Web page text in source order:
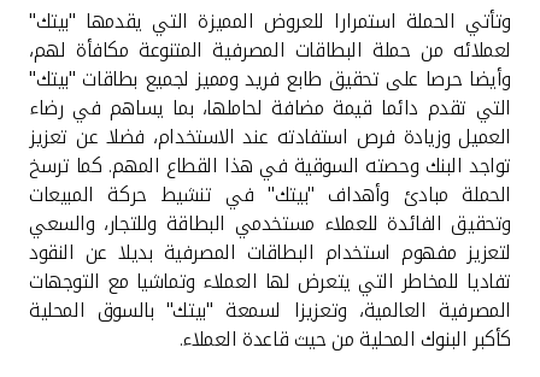
وتأتي الحملة استمرارا للعروض المميزة التي يقدمها "بيتك"
لعملائه من حملة البطاقات المصرفية المتنوعة مكافأة لهم،
وأيضا حرصا على تحقيق طابع فريد ومميز لجميع بطاقات "بيتك"
التي تقدم دائما قيمة مضافة لحاملها، بما يساهم في رضاء
العميل وزيادة فرص استفادته عند الاستخدام، فضلا عن تعزيز
تواجد البنك وحصته السوقية في هذا القطاع المهم. كما ترسخ
الحملة مبادئ وأهداف "بيتك" في تنشيط حركة المبيعات
وتحقيق الفائدة للعملاء مستخدمي البطاقة وللتجار، والسعي
لتعزيز مفهوم استخدام البطاقات المصرفية بديلا عن النقود
تفاديا للمخاطر التي يتعرض لها العملاء وتماشيا مع التوجهات
المصرفية العالمية، وتعزيزا لسمعة "بيتك" بالسوق المحلية
كأكبر البنوك المحلية من حيث قاعدة العملاء.